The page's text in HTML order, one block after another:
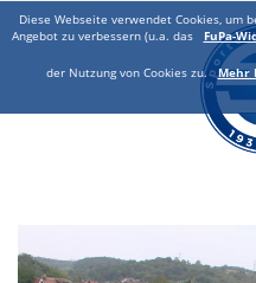
Diese Webseite verwendet Cookies, um
Angebot zu verbessern (u.a. das
FuPa-
der Nutzung von Cookies zu. Mehr